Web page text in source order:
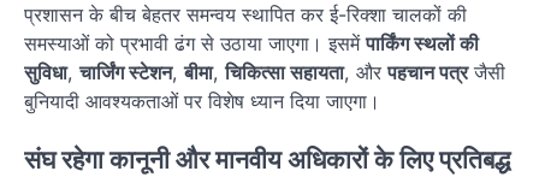
प्रशासन के बीच बेहतर समन्वय स्थापित कर ई-रिक्शा चालकों की
समस्याओं को प्रभावी ढंग से उठाया जाएगा। इसमेंपार्किंग स्थलों की
सुविधा,चार्जिंग स्टेशन,बीमा,चिकित्सा सहायता, औरपहचान पत्रजैसी
बुनियादी आवश्यकताओं पर विशेष ध्यान दिया जाएगा।
संघ रहेगा कानूनी और मानवीय अधिकारों के लिए प्रतिबद्ध